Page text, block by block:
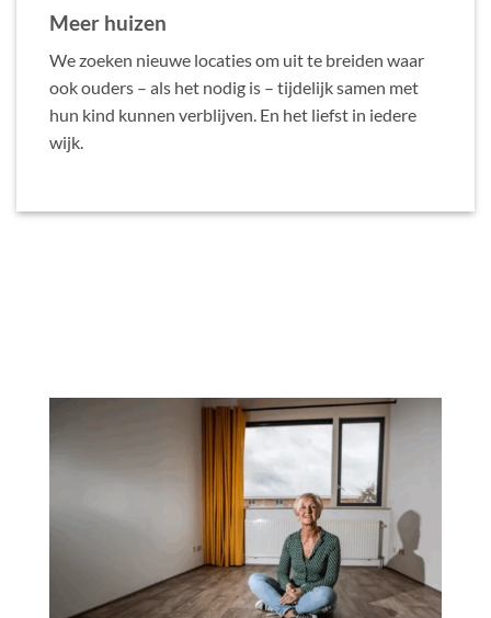
Meer huizen
We zoeken nieuwe locaties om uit te breiden waar
ook ouders – als het nodig is – tijdelijk samen met
hun kind kunnen verblijven. En het liefst in iedere
wijk.